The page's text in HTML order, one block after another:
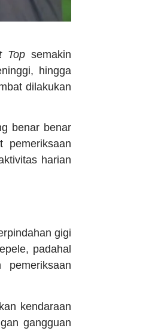
Top semakin
hingga
dilakukan
benar benar
pemeriksaan
harian
gigi
padahal
kendaraan
gangguan